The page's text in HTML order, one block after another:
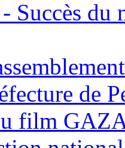
Succès du
de
film